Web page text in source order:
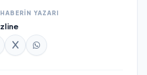
HABERİN YAZARI
zline